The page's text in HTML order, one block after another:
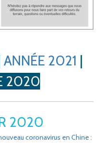
ANNÉE 2021 |
2020
2020
coronavirus en Chine :